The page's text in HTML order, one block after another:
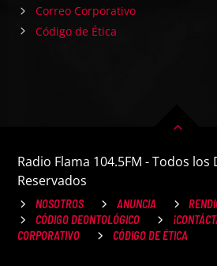
Correo Corporativo
Código de Ética
Radio Flama 104.5FM - Todos los
Reservados
NOSOTROS ANUNCIA
CÓDIGO DEONTOLÓGICO
CORPORATIVO
CÓDIGO DE ÉTICA